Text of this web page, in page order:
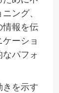
ング、
情報を伝
ーショ
パフォ
きを示す